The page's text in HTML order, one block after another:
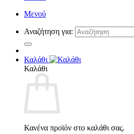
Μενού
Αναζήτηση για:
Καλάθι
Καλάθι
Κανένα προϊόν στο καλάθι σας.